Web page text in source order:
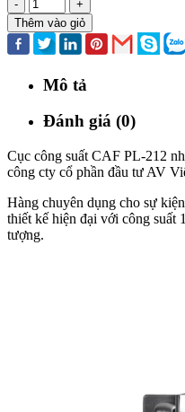
-
+
Thêm vào giỏ
Mô tả
Đánh giá (0)
Cục công suất CAF PL-212
công cty cổ phần đầu tư AV
Hàng chuyên dụng cho sự
thiết kế hiện đại với công suất
tượng.